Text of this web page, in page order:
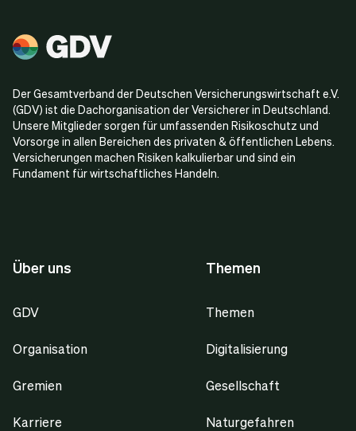
Der Gesamtverband der Deutschen Versicherungswirtschaft e.V.
(GDV) ist die Dachorganisation der Versicherer in Deutschland.
Unsere Mitglieder sorgen für umfassenden Risikoschutz und
Vorsorge in allen Bereichen des privaten & öffentlichen Lebens.
Versicherungen machen Risiken kalkulierbar und sind ein
Fundament für wirtschaftliches Handeln.
Über uns
GDV
Organisation
Gremien
Karriere
Themen
Themen
Digitalisierung
Gesellschaft
Naturgefahren